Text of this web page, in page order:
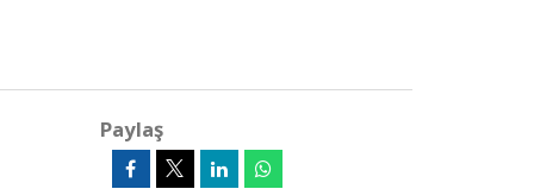
Paylaş